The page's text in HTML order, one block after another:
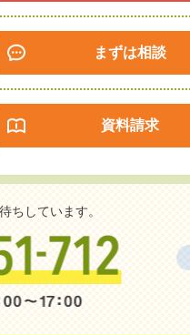
まずは相談
資料請求
ちしています。